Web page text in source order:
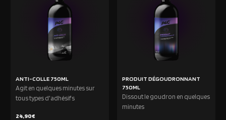
ANTI-COLLE 750ML
Agit en quelques minutes sur
tous types d'adhésifs
24,90€
PRODUIT DÉGOUDRONNANT
750ML
Dissout le goudron en quelques
minutes